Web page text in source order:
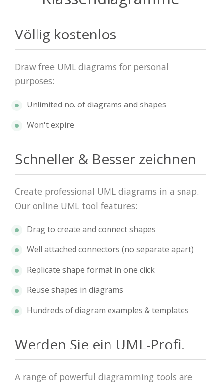
Völlig kostenlos
Draw free UML diagrams for personal
purposes:
Unlimited no. of diagrams and shapes
Won't expire
Schneller & Besser zeichnen
Create professional UML diagrams in a snap.
Our online UML tool features:
Drag to create and connect shapes
Well attached connectors (no separate apart)
Replicate shape format in one click
Reuse shapes in diagrams
Hundreds of diagram examples & templates
Werden Sie ein UML-Profi.
A range of powerful diagramming tools are